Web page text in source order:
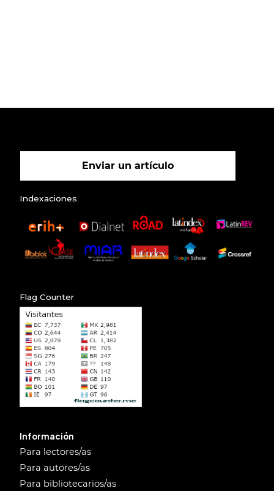
Enviar un artículo
Indexaciones
Flag Counter
Información
Para lectores/as
Para autores/as
Para bibliotecarios/as